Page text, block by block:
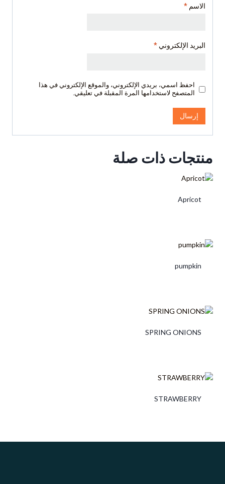
الاسم*
البريد الإلكتروني*
احفظ اسمي، بريدي الإلكتروني، والموقع الإلكتروني في هذا
المتصفح لاستخدامها المرة المقبلة في تعليقي.
منتجات ذات صلة
Apricot
pumpkin
SPRING ONIONS
STRAWBERRY